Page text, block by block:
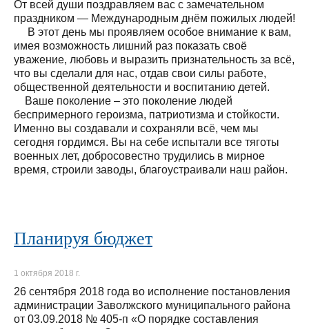
От всей души поздравляем вас с замечательном
праздником — Международным днём пожилых людей!
В этот день мы проявляем особое внимание к вам,
имея возможность лишний раз показать своё
уважение, любовь и выразить признательность за всё,
что вы сделали для нас, отдав свои силы работе,
общественной деятельности и воспитанию детей.
Ваше поколение – это поколение людей
беспримерного героизма, патриотизма и стойкости.
Именно вы создавали и сохраняли всё, чем мы
сегодня гордимся. Вы на себе испытали все тяготы
военных лет, добросовестно трудились в мирное
время, строили заводы, благоустраивали наш район.
Планируя бюджет
1 октября 2018 г.
26 сентября 2018 года во исполнение постановления
администрации Заволжского муниципального района
от 03.09.2018 № 405-п «О порядке составления